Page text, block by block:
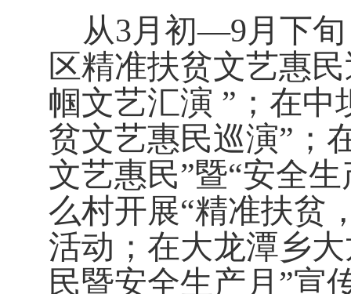
从3月初—9月下
区精准扶贫文艺惠
帼文艺汇演 ”；在中
贫文艺惠民巡演”；
文艺惠民”暨“安全
么村开展“精准扶贫
活动；在大龙潭乡
民暨安全生产月”宣